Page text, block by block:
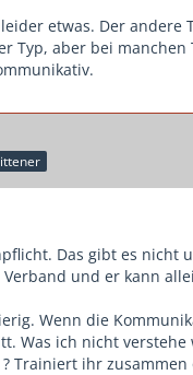
etwas. Der andere
Typ, aber bei manchen
Das gibt es nicht
Verband und er kann
Wenn die
Was ich nicht
Trainiert ihr